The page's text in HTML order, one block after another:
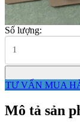
Số lượng:
TƯ VẤN MUA
Mô tả sản